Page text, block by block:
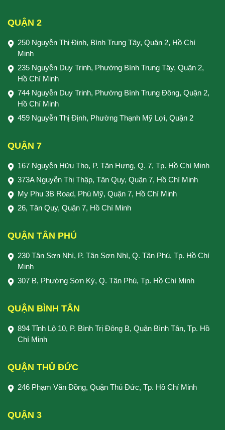
QUẬN 2
250 Nguyễn Thị Định, Bình Trung Tây, Quận 2, Hồ Chí
Minh
235 Nguyễn Duy Trinh, Phường Bình Trung Tây, Quận 2,
Hồ Chí Minh
744 Nguyễn Duy Trinh, Phường Bình Trung Đông, Quận 2,
Hồ Chí Minh
459 Nguyễn Thị Định, Phường Thạnh Mỹ Lợi, Quận 2
QUẬN 7
167 Nguyễn Hữu Thọ, P. Tân Hưng, Q. 7, Tp. Hồ Chí Minh
373A Nguyễn Thị Thập, Tân Quy, Quận 7, Hồ Chí Minh
My Phu 3B Road, Phú Mỹ, Quận 7, Hồ Chí Minh
26, Tân Quy, Quận 7, Hồ Chí Minh
QUẬN TÂN PHÚ
230 Tân Sơn Nhì, P. Tân Sơn Nhì, Q. Tân Phú, Tp. Hồ Chí
Minh
307 B, Phường Sơn Kỳ, Q. Tân Phú, Tp. Hồ Chí Minh
QUẬN BÌNH TÂN
894 Tỉnh Lộ 10, P. Bình Trị Đông B, Quận Bình Tân, Tp. Hồ
Chí Minh
QUẬN THỦ ĐỨC
246 Phạm Văn Đồng, Quận Thủ Đức, Tp. Hồ Chí Minh
QUẬN 3